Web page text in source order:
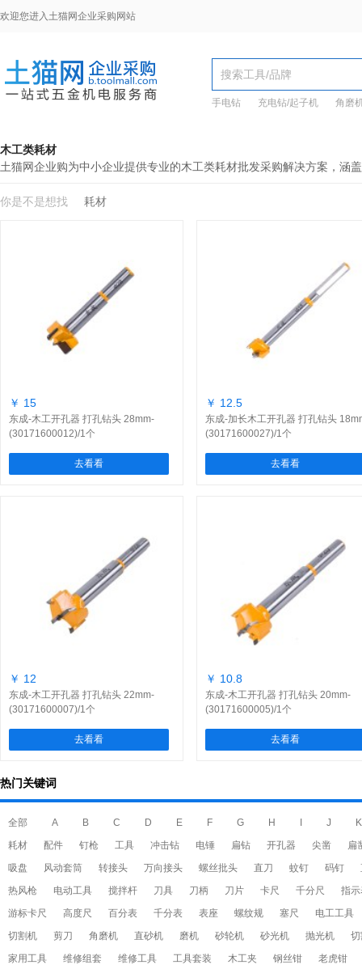
欢迎您进入土猫网企业采购网站
手电钻 充电钻/起子机 角磨
木工类耗材
土猫网企业购为中小企业提供专业的木工类耗材批发采购解决方案，涵
你是不是想找 耗材
￥ 15
东成-木工开孔器 打孔钻头 28mm-
(30171600012)/1个
去看看
￥ 12.5
东成-加长木工开孔器 打孔钻头
(30171600027)/1个
去看看
￥ 12
东成-木工开孔器 打孔钻头 22mm-
(30171600007)/1个
去看看
￥ 10.8
东成-木工开孔器 打孔钻头 20mm-
(30171600005)/1个
去看看
热门关键词
全部 A B C D E F G H J
K
耗材
配件 钉枪 工具 冲击钻 电锤 扁钻 开孔器 尖凿
扁
吸盘
风动套筒 转接头 万向接头 螺丝批头 直刀 蚊钉 码钉
热风枪
电动工具 搅拌杆 刀具 刀柄 刀片 卡尺 千分尺
指
游标卡尺
高度尺 百分表 千分表 表座 螺纹规 塞尺
电工工具
切割机
剪刀 角磨机 直砂机 磨机 砂轮机 砂光机 抛光机
家用工具
维修组套 维修工具 工具套装 木工夹 钢丝钳
老虎钳